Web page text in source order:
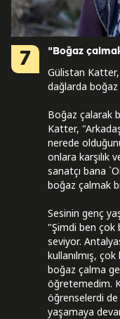
7 "Boğaz
Gülistan Katter,
dağlarda boğaz
Boğaz çalarak
Katter,
nerede
onlara karşılık
sanatçı bana
boğaz çalmak
Sesinin genç
"Şimdi ben çok
seviyor.
kullanılmış,
boğaz çalma
öğretemedim.
öğrenselerdi
yaşamaya